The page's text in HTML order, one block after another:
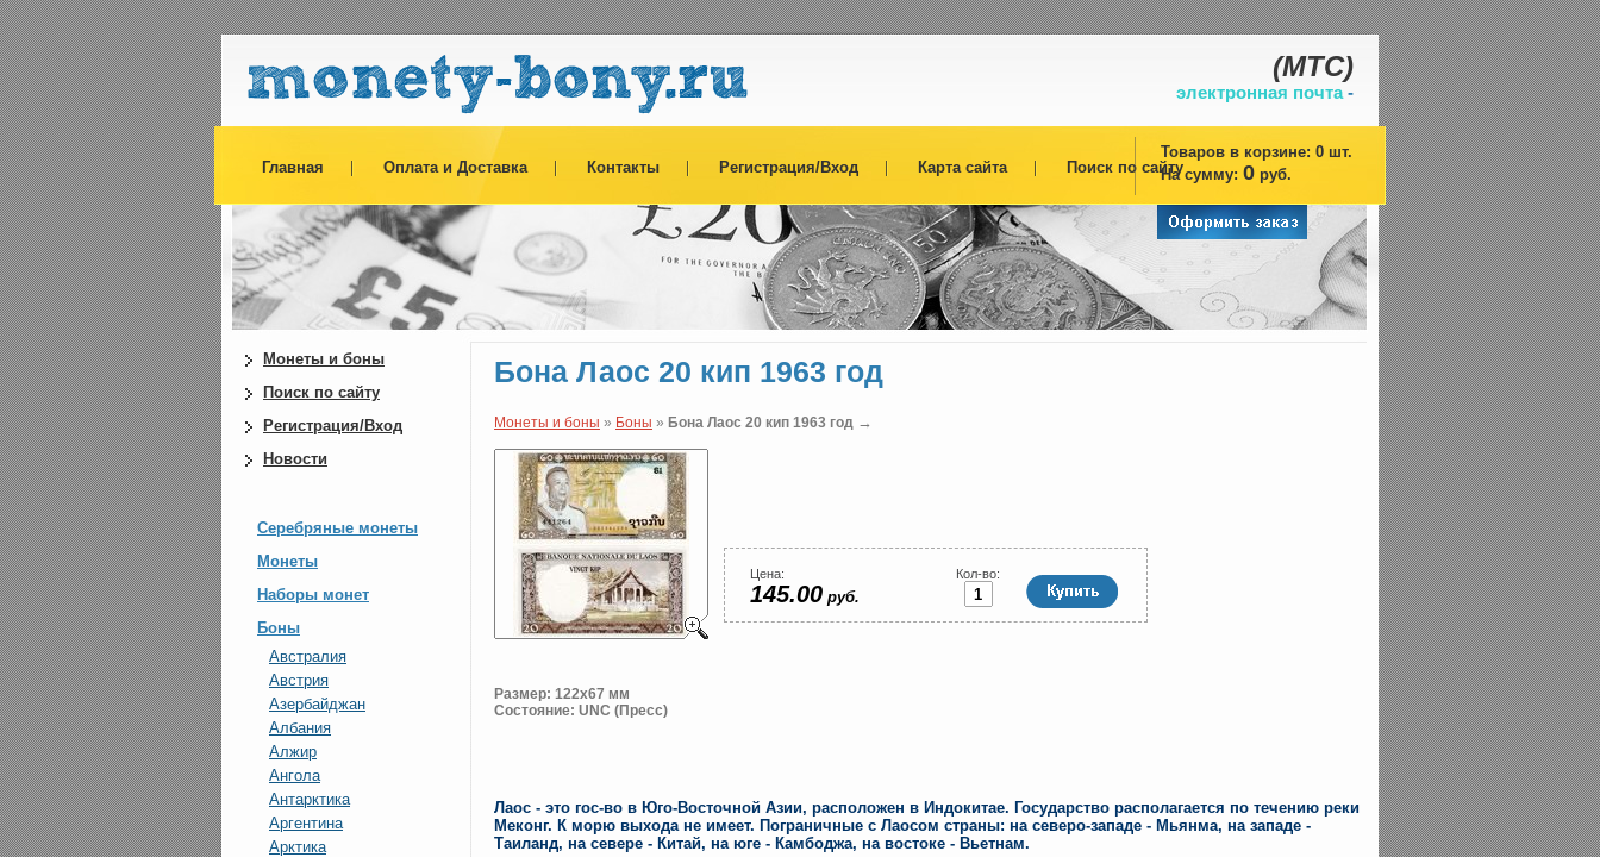
(МТС)
электронная почта-
Товаров в корзине: 0 шт.
На сумму: 0 руб.
Главная Оплата и Доставка Контакты Регистрация/Вход Карта сайта Поиск по сайту
Монеты и боны
Поиск по сайту
Регистрация/Вход
Новости
Серебряные монеты
Монеты
Наборы монет
Боны
Австралия
Австрия
Азербайджан
Албания
Алжир
Ангола
Антарктика
Аргентина
Арктика
Бона Лаос 20 кип 1963 год
Монеты и боны » Боны » Бона Лаос 20 кип 1963 год →
Кол-во:
Цена:
145.00 руб.
Размер: 122x67 мм
Состояние: UNC (Пресс)
Лаос - это гос-во в Юго-Восточной Азии, расположен в Индокитае. Государство располагается по течению реки
Меконг. К морю выхода не имеет. Пограничные с Лаосом страны: на северо-западе - Мьянма, на западе -
Таиланд, на севере - Китай, на юге - Камбоджа, на востоке - Вьетнам.